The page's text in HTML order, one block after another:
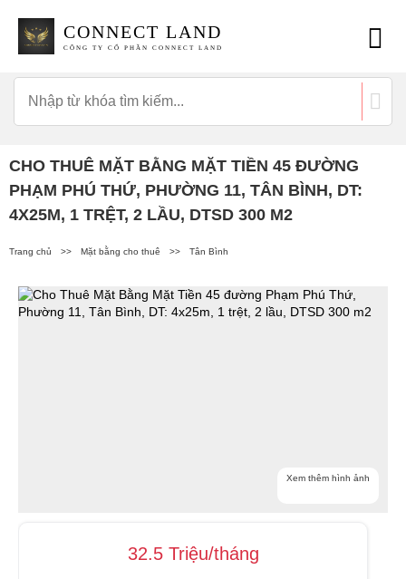
CONNECT LAND
CÔNG TY CỔ PHẦN CONNECT LAND
CHO THUÊ MẶT BẰNG MẶT TIỀN 45 ĐƯỜNG
PHẠM PHÚ THỨ, PHƯỜNG 11, TÂN BÌNH, DT:
4X25M, 1 TRỆT, 2 LẦU, DTSD 300 M2
Trang chủ >> Mặt bằng cho thuê >> Tân Bình
Xem thêm hình ảnh
32.5 Triệu/tháng